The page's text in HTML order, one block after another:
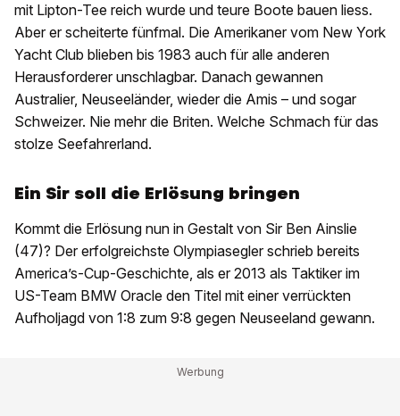
mit Lipton-Tee reich wurde und teure Boote bauen liess.
Aber er scheiterte fünfmal. Die Amerikaner vom New York
Yacht Club blieben bis 1983 auch für alle anderen
Herausforderer unschlagbar. Danach gewannen
Australier, Neuseeländer, wieder die Amis – und sogar
Schweizer. Nie mehr die Briten. Welche Schmach für das
stolze Seefahrerland.
Ein Sir soll die Erlösung bringen
Kommt die Erlösung nun in Gestalt von Sir Ben Ainslie
(47)? Der erfolgreichste Olympiasegler schrieb bereits
America’s-Cup-Geschichte, als er 2013 als Taktiker im
US-Team BMW Oracle den Titel mit einer verrückten
Aufholjagd von 1:8 zum 9:8 gegen Neuseeland gewann.